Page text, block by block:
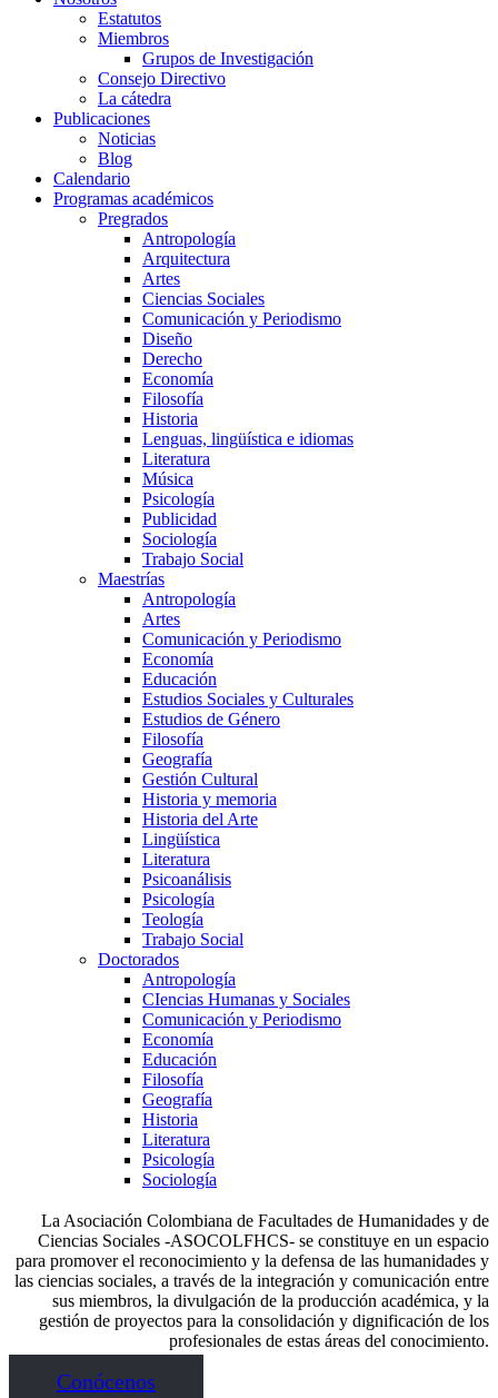
Estatutos
Miembros
Grupos de Investigación
Consejo Directivo
La cátedra
Publicaciones
Noticias
Blog
Calendario
Programas académicos
Pregrados
Antropología
Arquitectura
Artes
Ciencias Sociales
Comunicación y Periodismo
Diseño
Derecho
Economía
Filosofía
Historia
Lenguas, lingüística e idiomas
Literatura
Música
Psicología
Publicidad
Sociología
Trabajo Social
Maestrías
Antropología
Artes
Comunicación y Periodismo
Economía
Educación
Estudios Sociales y Culturales
Estudios de Género
Filosofía
Geografía
Gestión Cultural
Historia y memoria
Historia del Arte
Lingüística
Literatura
Psicoanálisis
Psicología
Teología
Trabajo Social
Doctorados
Antropología
CIencias Humanas y Sociales
Comunicación y Periodismo
Economía
Educación
Filosofía
Geografía
Historia
Literatura
Psicología
Sociología
La Asociación Colombiana de Facultades de Humanidades y de
Ciencias Sociales -ASOCOLFHCS- se constituye en un espacio
para promover el reconocimiento y la defensa de las humanidades y
las ciencias sociales, a través de la integración y comunicación entre
sus miembros, la divulgación de la producción académica, y la
gestión de proyectos para la consolidación y dignificación de los
profesionales de estas áreas del conocimiento.
Conócenos